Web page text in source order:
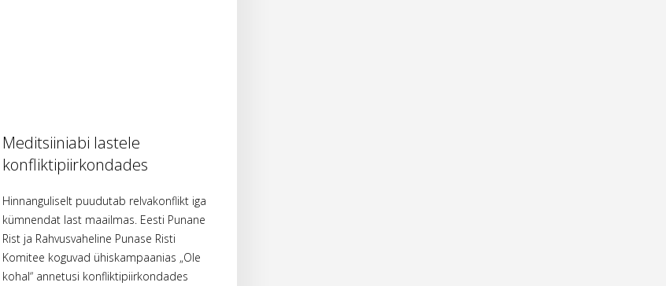
Meditsiiniabi lastele
konfliktipiirkondades
Hinnanguliselt puudutab relvakonflikt iga
kümnendat last maailmas. Eesti Punane
Rist ja Rahvusvaheline Punase Risti
Komitee koguvad ühiskampaanias „Ole
kohal“ annetusi konfliktipiirkondades